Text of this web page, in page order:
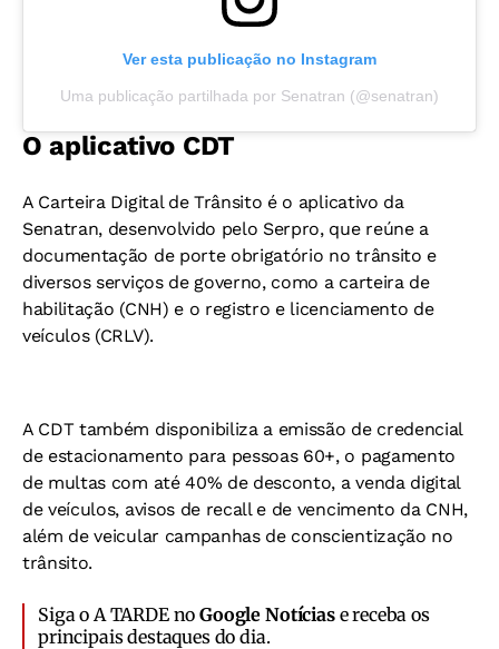
Ver esta publicação no Instagram
Uma publicação partilhada por Senatran (@senatran)
O aplicativo CDT
A Carteira Digital de Trânsito é o aplicativo da
Senatran, desenvolvido pelo Serpro, que reúne a
documentação de porte obrigatório no trânsito e
diversos serviços de governo, como a carteira de
habilitação (CNH) e o registro e licenciamento de
veículos (CRLV).
A CDT também disponibiliza a emissão de credencial
de estacionamento para pessoas 60+, o pagamento
de multas com até 40% de desconto, a venda digital
de veículos, avisos de recall e de vencimento da CNH,
além de veicular campanhas de conscientização no
trânsito.
Siga o A TARDE noGoogle Notíciase receba os
principais destaques do dia.